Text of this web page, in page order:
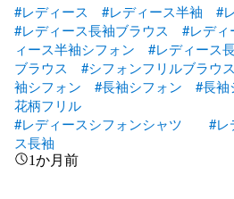
#レディース #レディース半袖
#
#レディース長袖ブラウス
#レディ
ィース半袖シフォン
#レディース
ブラウス
#シフォンフリルブラウス
袖シフォン
#長袖シフォン #長袖
花柄フリル
#レディースシフォンシャツ
#レ
ス長袖
1か月前